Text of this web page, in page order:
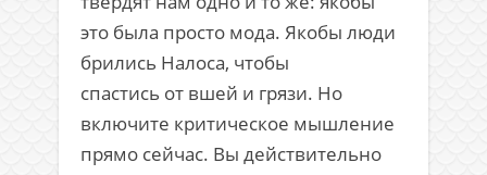
это была просто мода. Якобы люди
брились Налоса, чтобы
спастись от вшей и грязи. Но
включите критическое мышление
прямо сейчас. Вы действительно